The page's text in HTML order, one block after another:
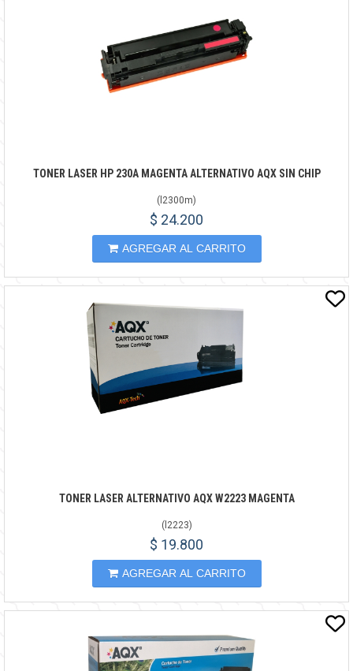
TONER LASER HP 230A MAGENTA ALTERNATIVO AQX SIN CHIP
( l2300m)
$ 24.200
AGREGAR AL CARRITO
TONER LASER ALTERNATIVO AQX W2223 MAGENTA
(l2223)
$ 19.800
AGREGAR AL CARRITO